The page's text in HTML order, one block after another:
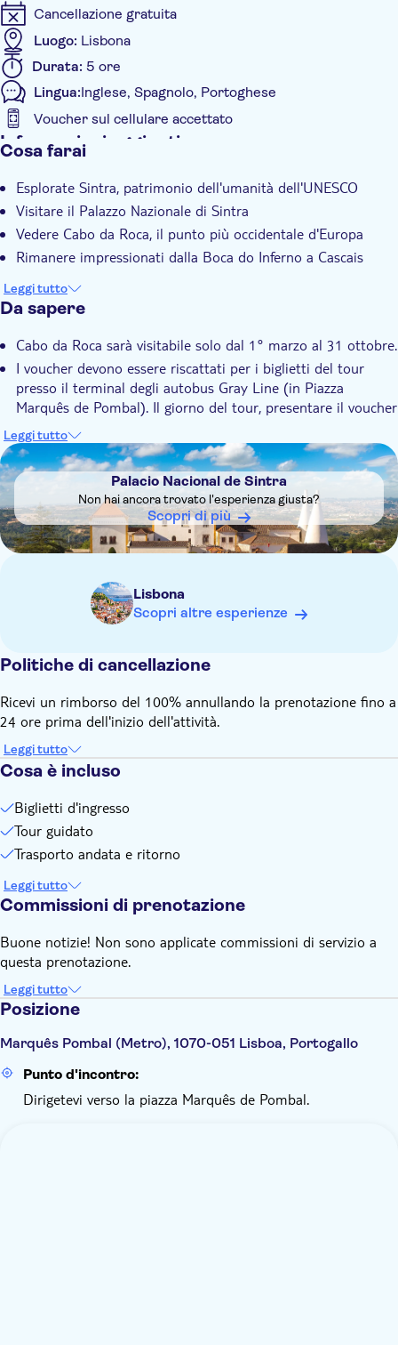
Cancellazione gratuita
Luogo: Lisbona
Durata: 5 ore
Lingua:Inglese, Spagnolo, Portoghese
Voucher sul cellulare accettato
Informazioni aggiuntive
Ingresso incluso
Visita guidata
Voucher elettronico
Trasporto incluso
Cosa farai
Esplorate Sintra, patrimonio dell'umanità dell'UNESCO
Visitare il Palazzo Nazionale di Sintra
Vedere Cabo da Roca, il punto più occidentale d'Europa
Rimanere impressionati dalla Boca do Inferno a Cascais
Leggi tutto
Da sapere
Cabo da Roca sarà visitabile solo dal 1° marzo al 31 ottobre.
I voucher devono essere riscattati per i biglietti del tour
presso il terminal degli autobus Gray Line (in Piazza
Marquês de Pombal). Il giorno del tour, presentare il voucher
alla guida.
Leggi tutto
DSA1Palacio Nacional de Sintra
Palacio Nacional de Sintra
Non hai ancora trovato l'esperienza giusta?
Scopri di più
Lisbona
Scopri altre esperienze
Politiche di cancellazione
Ricevi un rimborso del 100% annullando la prenotazione fino a
24 ore prima dell'inizio dell'attività.
Leggi tutto
Cosa è incluso
Biglietti d'ingresso
Tour guidato
Trasporto andata e ritorno
Leggi tutto
Commissioni di prenotazione
Buone notizie! Non sono applicate commissioni di servizio a
questa prenotazione.
Leggi tutto
Posizione
Marquês Pombal (Metro), 1070-051 Lisboa, Portogallo
Punto d'incontro:
Dirigetevi verso la piazza Marquês de Pombal.